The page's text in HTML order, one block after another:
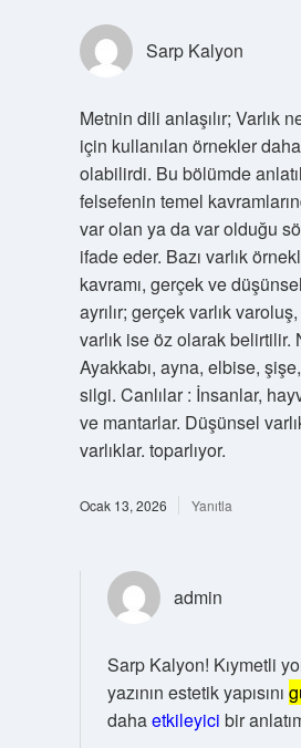
Sarp Kalyon
Metnin dili anlaşılır; Varlık
için kullanılan örnekler daha
olabilirdi. Bu bölümde
felsefenin temel
var olan ya da var olduğu
ifade eder. Bazı varlık
kavramı, gerçek ve
ayrılır; gerçek varlık
varlık ise öz olarak belirtilir.
Ayakkabı, ayna, elbise,
silgi. Canlılar : İnsanlar,
ve mantarlar. Düşünsel
varlıklar. toparlıyor.
Ocak 13, 2026 Yanıtla
admin
Sarp Kalyon! Kıymetli
yazının estetik yapısını
dahaetkileyici bir